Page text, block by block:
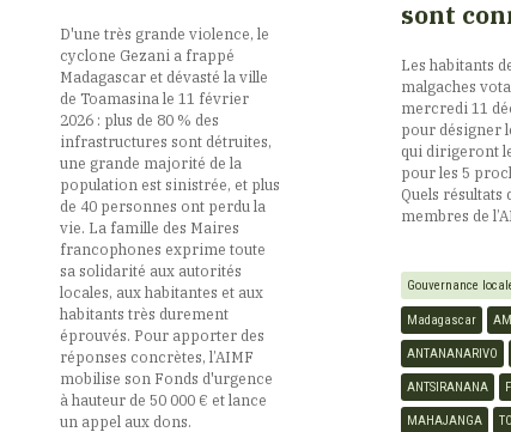
Cap Vert
Centrafrique
Comores
Congo
Côte d’Ivoire
D'une très grande violence, le
cyclone Gezani a frappé
Madagascar et dévasté la ville
de Toamasina le 11 février
2026 : plus de 80 % des
infrastructures sont détruites,
une grande majorité de la
population est sinistrée, et plus
de 40 personnes ont perdu la
vie. La famille des Maires
francophones exprime toute
sa solidarité aux autorités
locales, aux habitantes et aux
habitants très durement
éprouvés. Pour apporter des
réponses concrètes, l’AIMF
mobilise son Fonds d'urgence
à hauteur de 50 000 € et lance
un appel aux dons.
sont
Les habitants
malgaches
mercredi 11
pour désigner
qui dirigeront
pour les 5
Quels résultats
membres de
Gouvernance
Madagascar
ANTANANARIVO
ANTSIRANANA
MAHAJANGA